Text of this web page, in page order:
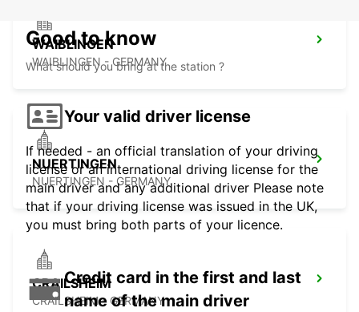
WAIBLINGEN
WAIBLINGEN - GERMANY
NUERTINGEN
NUERTINGEN - GERMANY
CRAILSHEIM
CRAILSHEIM - GERMANY
Good to know
What should you bring at the station ?
Your valid driver license
If needed - an official translation of your driving
license or an international driving license for the
main driver and any additional driver Please note
that if your driving license was issued in the UK,
you must bring both parts of your licence.
Credit card in the first and last
name of the main driver